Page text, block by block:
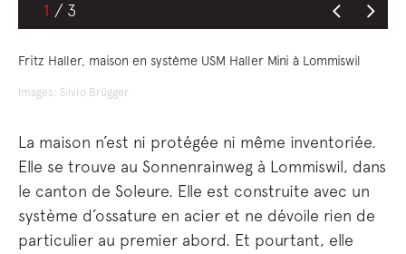
1
Fritz Haller, maison en système USM Haller Mini à Lommiswil
Images: Silvio Brügger
La maison n’est ni protégée ni même inventoriée.
Elle se trouve au Sonnenrainweg à Lommiswil, dans
le canton de Soleure. Elle est construite avec un
système d’ossature en acier et ne dévoile rien de
particulier au premier abord. Et pourtant, elle